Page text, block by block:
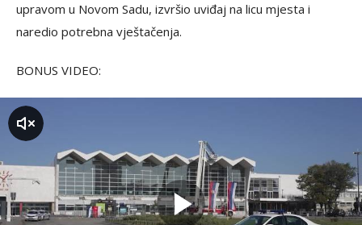
upravom u Novom Sadu, izvršio uviđaj na licu mjesta i
naredio potrebna vještačenja.
BONUS VIDEO: